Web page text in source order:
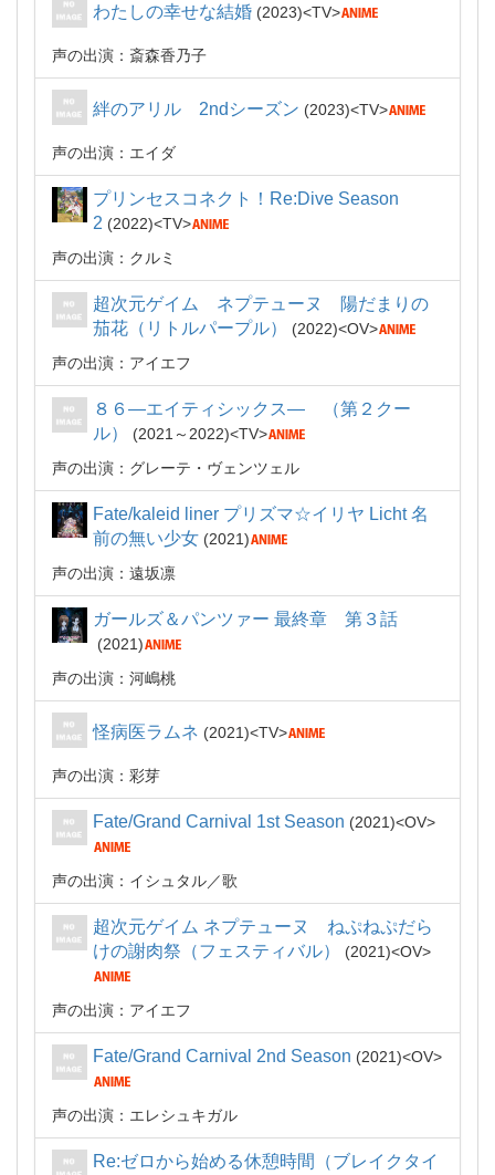
わたしの幸せな結婚 2023 TV
声の出演：斎森香乃子
絆のアリル 2ndシーズン 2023 TV
声の出演：エイダ
プリンセスコネクト！Re:Dive Season
2
2022
TV
声の出演：クルミ
超次元ゲイム ネプテューヌ 陽だまりの
茄花（リトルパープル）
2022
OV
声の出演：アイエフ
８６―エイティシックス― （第２クー
ル）
2021～2022
TV
声の出演：グレーテ・ヴェンツェル
Fate/kaleid liner プリズマ☆イリヤ Licht 名
前の無い少女
2021
声の出演：遠坂凛
ガールズ＆パンツァー 最終章 第３話
2021
声の出演：河嶋桃
怪病医ラムネ 2021 TV
声の出演：彩芽
Fate/Grand Carnival 1st Season 2021 OV
声の出演：イシュタル 歌
超次元ゲイム ネプテューヌ ねぷねぷだら
けの謝肉祭（フェスティバル）
2021 OV
声の出演：アイエフ
Fate/Grand Carnival 2nd Season 2021 OV
声の出演：エレシュキガル
Re:ゼロから始める休憩時間（ブレイクタイ